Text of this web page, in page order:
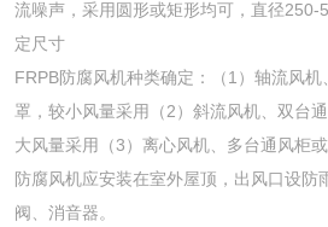
流噪声，采用圆形或矩形均可，直径250-
定尺寸
FRPB防腐风机种类确定：（1）轴流风
罩，较小风量采用（2）斜流风机、双台
大风量采用（3）离心风机、多台通风柜
防腐风机应安装在室外屋顶，出风口设防
阀、消音器。